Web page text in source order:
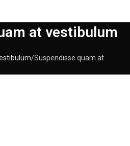
at vestibulum
Suspendisse quam at